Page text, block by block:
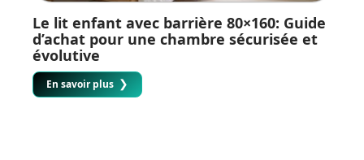
Le lit enfant avec barrière 80×160: Guide
d’achat pour une chambre sécurisée et
évolutive
En savoir plus